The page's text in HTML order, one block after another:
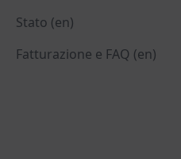
Stato (en)
Fatturazione e FAQ (en)